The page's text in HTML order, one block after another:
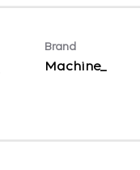
Brand
Machine_